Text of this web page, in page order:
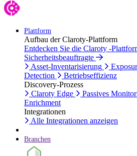
Plattform
Aufbau der Claroty-Plattform
Entdecken Sie die Claroty -
Sicherheitsbeauftragte
Asset-Inventarisierung
Detection
Betriebseffizienz
Discovery-Prozess
Claroty Edge
Passives
Enrichment
Integrationen
Alle Integrationen anzeigen
Branchen